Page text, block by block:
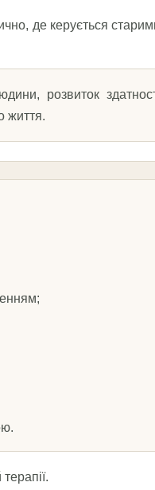
де керується
розвиток
життя.